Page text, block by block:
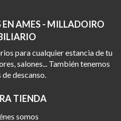
EN AMES - MILLADOIRO
para cualquier estancia de tu
salones... También tenemos
descanso.
TIENDA
somos